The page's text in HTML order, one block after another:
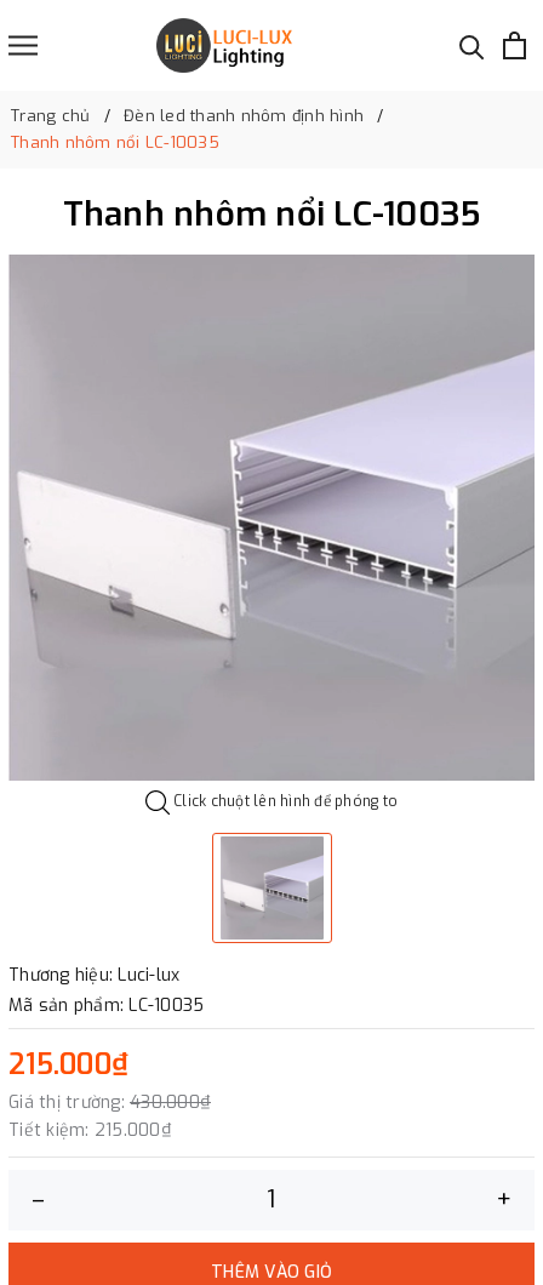
Trang chủ
Đèn led thanh nhôm định hình
Thanh nhôm nổi LC-10035
Thanh nhôm nổi LC-10035
Click chuột lên hình để phóng to
Thương hiệu: Luci-lux
Mã sản phẩm: LC-10035
215.000₫
Giá thị trường: 430.000₫
Tiết kiệm: 215.000₫
– +
THÊM VÀO GIỎ